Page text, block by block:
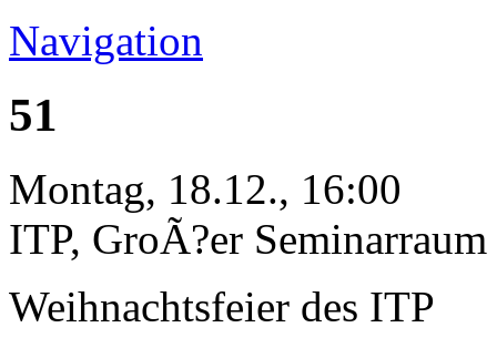
Navigation
51
Montag, 18.12., 16:00
ITP, GroÃ?er Seminarraum
Weihnachtsfeier des ITP